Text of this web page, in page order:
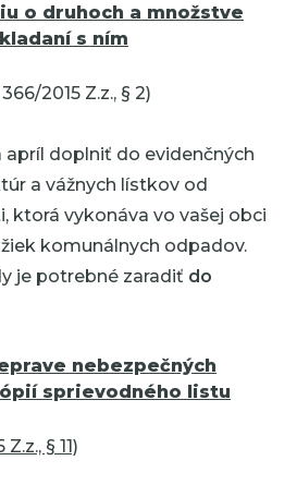
o druhoch a množstve
s ním
2015 Z.z., § 2)
doplniť do evidenčných
a vážnych lístkov od
ktorá vykonáva vo vašej obci
komunálnych odpadov.
je potrebné zaradiť do
nebezpečných
sprievodného listu
§ 11)